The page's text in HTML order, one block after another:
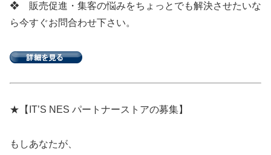
❖ 販売促進・集客の悩みをちょっとでも解決させたいな
ら今すぐお問合わせ下さい。
★【IT’S NES パートナーストアの募集】
もしあなたが、